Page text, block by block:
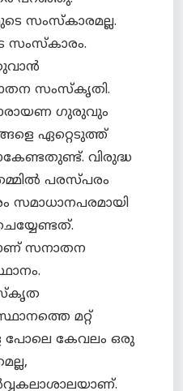
സംസ്കാരമല്ല.
സംസ്കാരം.
സംസ്കൃതി.
ഗുരുവും
ഏറ്റെടുത്ത്
വിരുദ്ധ
പരസ്പരം
സമാധാനപരമായി
സനാതന
മറ്റ്
പോലെ കേവലം ഒരു